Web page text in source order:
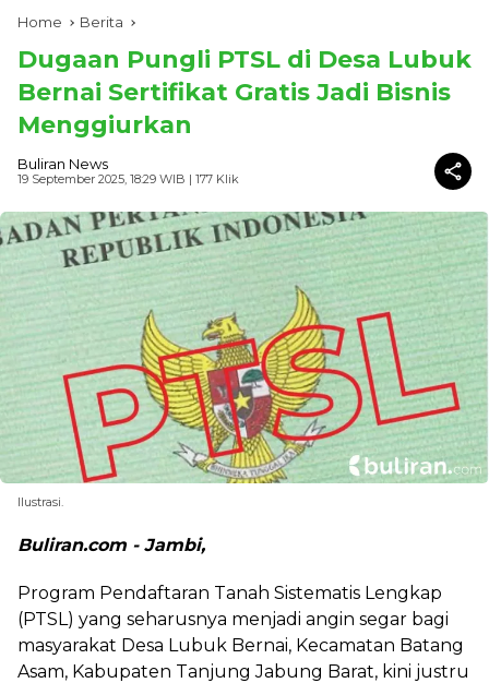
Home Berita
Dugaan Pungli PTSL di Desa Lubuk
Bernai Sertifikat Gratis Jadi Bisnis
Menggiurkan
Buliran News
19 September 2025, 18:29 WIB | 177 Klik
Ilustrasi.
Buliran.com - Jambi,
Program Pendaftaran Tanah Sistematis Lengkap
(PTSL) yang seharusnya menjadi angin segar bagi
masyarakat Desa Lubuk Bernai, Kecamatan Batang
Asam, Kabupaten Tanjung Jabung Barat, kini justru